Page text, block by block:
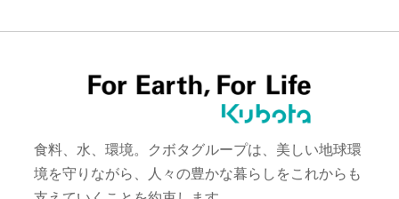
食料、水、環境。クボタグループは、美しい地球環
境を守りながら、人々の豊かな暮らしをこれからも